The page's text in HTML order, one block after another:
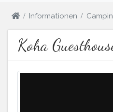
Informationen
Koha